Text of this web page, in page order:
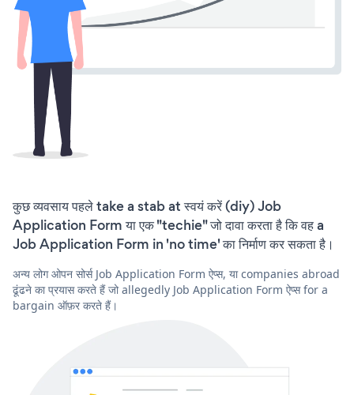
कुछ व्यवसाय पहले take a stab at स्वयं करें (diy) Job
Application Form या एक "techie" जो दावा करता है कि वह a
Job Application Form in 'no time' का निर्माण कर सकता है।
अन्य लोग ओपन सोर्स Job Application Form ऐप्स, या companies abroad
ढूंढने का प्रयास करते हैं जो allegedly Job Application Form ऐप्स for a
bargain ऑफ़र करते हैं।